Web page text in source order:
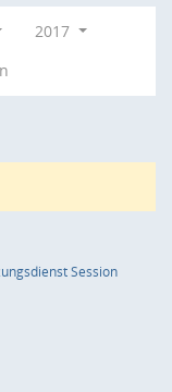
2017
Session(Wird in